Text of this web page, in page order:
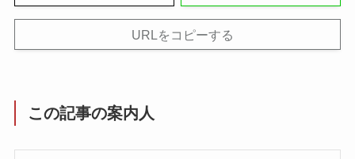
URLをコピーする
この記事の案内人